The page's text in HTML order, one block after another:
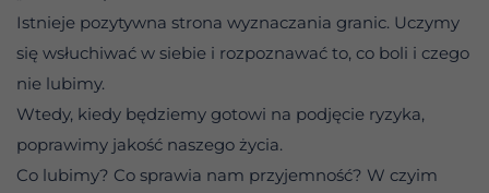
Istnieje pozytywna strona wyznaczania granic. Uczymy
się wsłuchiwać w siebie i rozpoznawać to, co boli i czego
nie lubimy.
Wtedy, kiedy będziemy gotowi na podjęcie ryzyka,
poprawimy jakość naszego życia.
Co lubimy? Co sprawia nam przyjemność? W czyim